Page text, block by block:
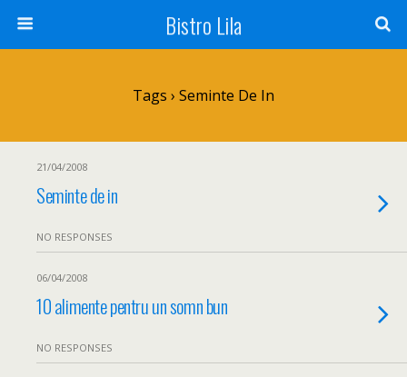
Bistro Lila
Tags › Seminte De In
21/04/2008
Seminte de in
NO RESPONSES
06/04/2008
10 alimente pentru un somn bun
NO RESPONSES